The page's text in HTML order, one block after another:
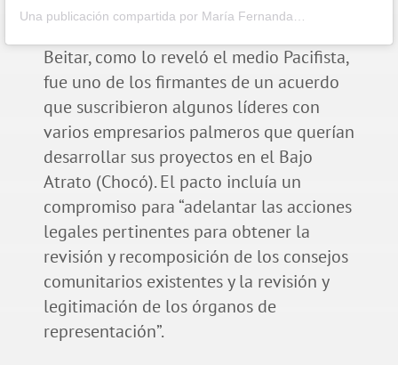
Beitar, como lo reveló el medio Pacifista,
fue uno de los firmantes de un acuerdo
que suscribieron algunos líderes con
varios empresarios palmeros que querían
desarrollar sus proyectos en el Bajo
Atrato (Chocó). El pacto incluía un
compromiso para “adelantar las acciones
legales pertinentes para obtener la
revisión y recomposición de los consejos
comunitarios existentes y la revisión y
legitimación de los órganos de
representación”.